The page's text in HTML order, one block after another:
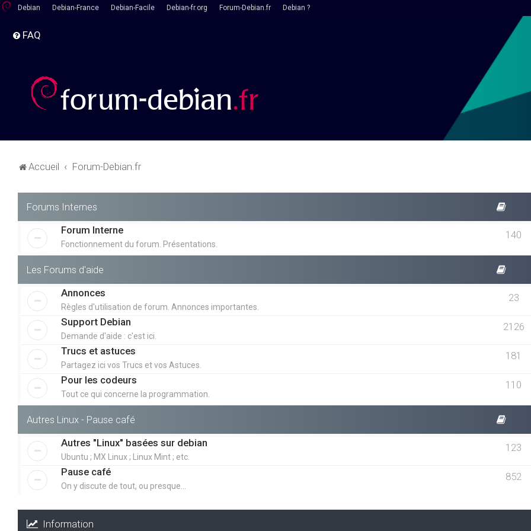
Debian Debian-France Debian-Facile Debian-fr.org Forum-Debian.fr Debian ?
FAQ
Accueil Forum-Debian.fr
Forums Internes
Forum Interne
Fonctionnement du forum. Présentations.
140
Les Forums d'aide
Annonces
Règles d'utilisation de forum. Annonces importantes.
23
Support Debian
Demande d'aide : c'est ici.
2126
Trucs et astuces
Partagez ici vos Trucs et vos Astuces.
181
Pour les codeurs
Tout ce qui concerne la programmation.
110
Autres Linux - Pause café
Autres "Linux" basées sur debian
Ubuntu ; MX Linux ; Linux Mint ; etc.
123
Pause café
On y discute de tout, ou presque...
852
Information